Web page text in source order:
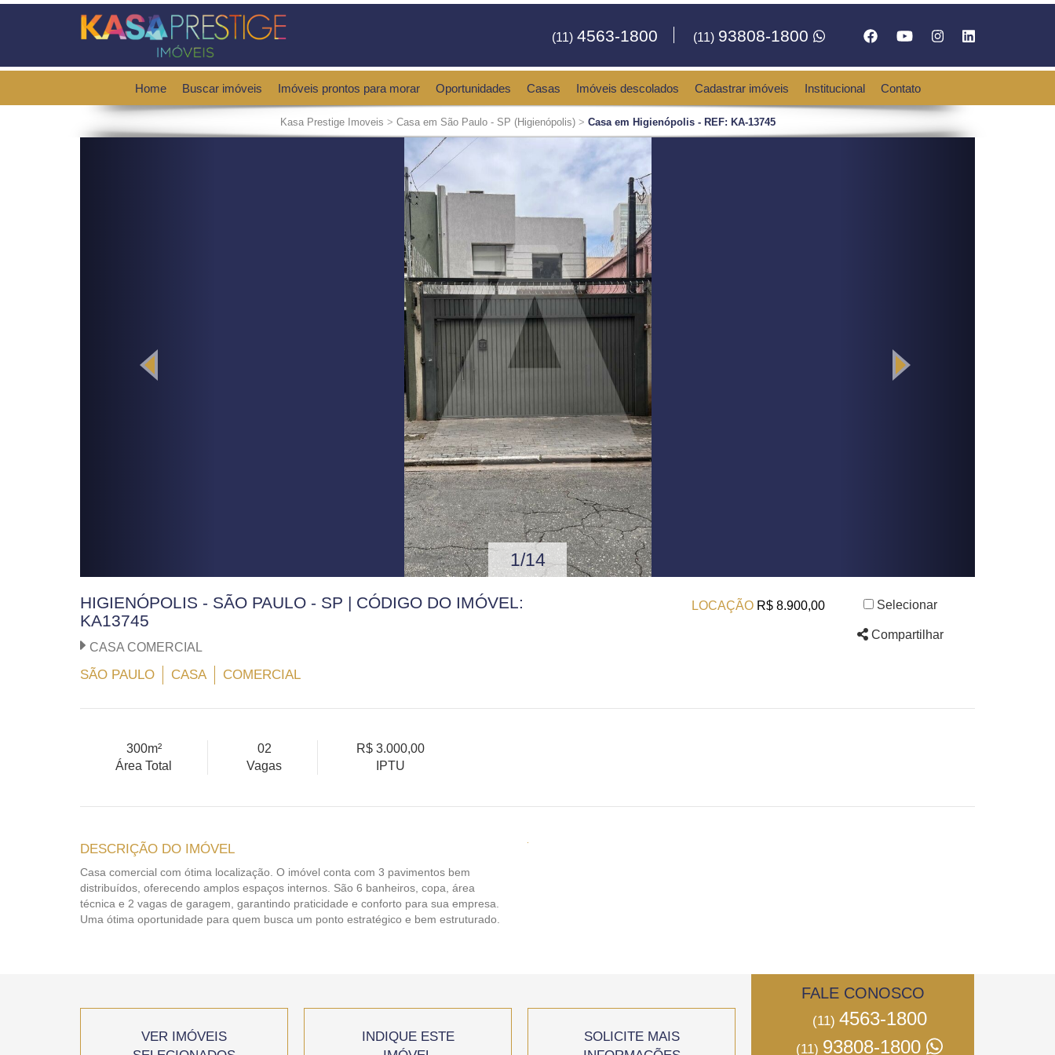
(11) 4563-1800 (11) 93808-1800
Home Buscar imóveis Imóveis prontos para morar Oportunidades Casas Imóveis descolados Cadastrar imóveis Institucional Contato
Kasa Prestige Imoveis > Casa em São Paulo - SP (Higienópolis) > Casa em Higienópolis - REF: KA-13745
1/14
HIGIENÓPOLIS - SÃO PAULO - SP | CÓDIGO DO IMÓVEL:
KA13745
CASA COMERCIAL
SÃO PAULO CASA COMERCIAL
LOCAÇÃO R$ 8.900,00 Selecionar
Compartilhar
300m²
Área Total
02
Vagas
R$ 3.000,00
IPTU
DESCRIÇÃO DO IMÓVEL
Casa comercial com ótima localização. O imóvel conta com 3 pavimentos bem
distribuídos, oferecendo amplos espaços internos. São 6 banheiros, copa, área
técnica e 2 vagas de garagem, garantindo praticidade e conforto para sua empresa.
Uma ótima oportunidade para quem busca um ponto estratégico e bem estruturado.
VER IMÓVEIS
INDIQUE ESTE
SOLICITE MAIS
FALE CONOSCO
(11) 4563-1800
(11) 93808-1800